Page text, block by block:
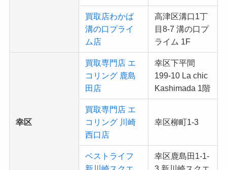
買取店わかば
溝の口プライ
ム店
高津区溝口1丁
目8-7 溝の口プ
ライム 1F
幸区
買取専門店 エ
コリング 鹿島
田店
幸区下平間
199-10 La chic
Kashimada 1階
買取専門店 エ
コリング 川崎
西口店
幸区柳町1-3
ベストライフ
幸区鹿島田1-1-